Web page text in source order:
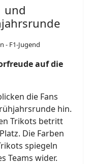
und
- F1-Jugend
auf die
die Fans
hin.
Trikots betritt
Die Farben
spiegeln
Teams wider.